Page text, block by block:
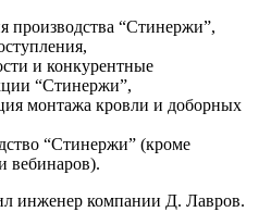
производства “Стинержи”,
и конкурентные
“Стинержи”,
монтажа кровли и доборных
“Стинержи” (кроме
вебинаров).
инженер компании Д. Лавров.